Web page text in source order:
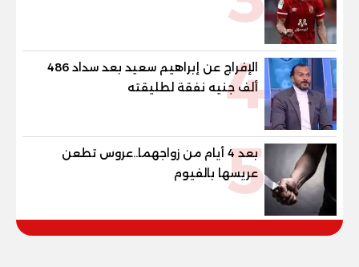
4
الإفراج عن إبراهيم سعيد بعد سداد 486
ألف جنيه نفقة لطليقته
5بعد 4 أيام من زواجهما..عروس تطعن
عريسها بالفيوم